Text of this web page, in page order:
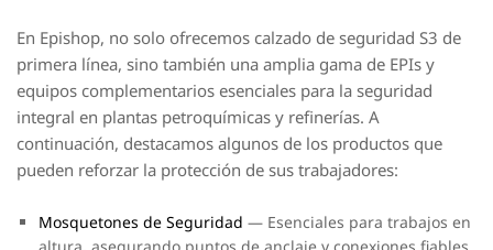
En Epishop, no solo ofrecemos calzado de seguridad S3 de
primera línea, sino también una amplia gama de EPIs y
equipos complementarios esenciales para la seguridad
integral en plantas petroquímicas y refinerías. A
continuación, destacamos algunos de los productos que
pueden reforzar la protección de sus trabajadores:
Mosquetones de Seguridad — Esenciales para trabajos en